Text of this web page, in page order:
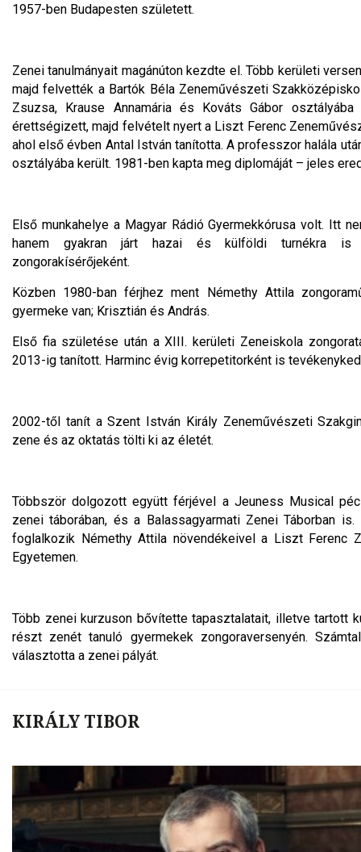
1957-ben Budapesten született.
Zenei tanulmányait magánúton kezdte el. Több kerületi
majd felvették a Bartók Béla Zeneművészeti
Zsuzsa, Krause Annamária és Kováts Gábor osztályába
érettségizett, majd felvételt nyert a Liszt Ferenc
ahol első évben Antal István tanította. A professzor halála
osztályába került. 1981-ben kapta meg diplomáját – jeles
Első munkahelye a Magyar Rádió Gyermekkórusa volt. Itt
hanem gyakran járt hazai és külföldi turnékra is
zongorakísérőjeként.
Közben 1980-ban férjhez ment Némethy Attila
gyermeke van; Krisztián és András.
Első fia születése után a XIII. kerületi Zeneiskola
2013-ig tanított. Harminc évig korrepetitorként is
2002-től tanít a Szent István Király Zeneművészeti
zene és az oktatás tölti ki az életét.
Többször dolgozott együtt férjével a Jeuness Musical
zenei táborában, és a Balassagyarmati Zenei Táborban is.
foglalkozik Némethy Attila növendékeivel a Liszt Ferenc
Egyetemen.
Több zenei kurzuson bővítette tapasztalatait, illetve tartott
részt zenét tanuló gyermekek zongoraversenyén.
választotta a zenei pályát.
KIRÁLY TIBOR